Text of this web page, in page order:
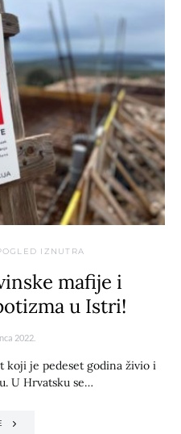
IZNUTRA
mafije i
u Istri!
2022.
koji je pedeset godina živio i
U Hrvatsku se…